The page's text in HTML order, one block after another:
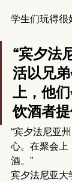
学生们玩得很
“宾夕法
活以兄弟
上，他
饮酒者
“宾夕法尼亚
心。在聚会上
酒。”
宾夕法尼亚大